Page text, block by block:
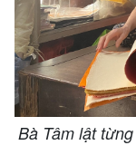
Bà Tâm lật